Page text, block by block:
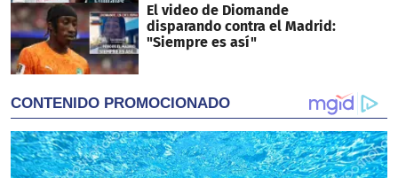
El video de Diomande
disparando contra el Madrid:
"Siempre es así"